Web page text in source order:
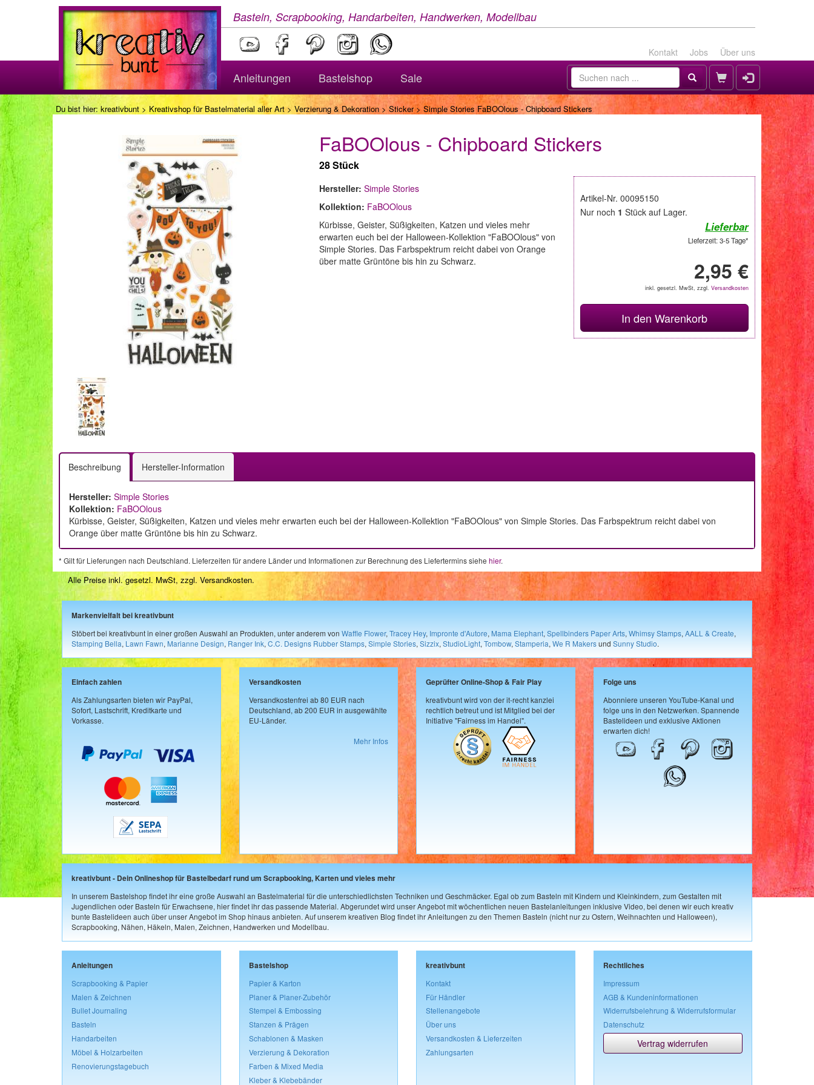
Basteln, Scrapbooking, Handarbeiten, Handwerken, Modellbau
Kontakt Jobs Über uns
Anleitungen Bastelshop Sale
Du bist hier: kreativbunt > Kreativshop für Bastelmaterial aller Art> Verzierung & Dekoration>Sticker> Simple Stories FaBOOlous - Chipboard Stickers
FaBOOlous - Chipboard Stickers
28 Stück
Artikel-Nr. 00095150
Nur noch 1 Stück auf Lager.
Lieferbar
Lieferzeit: 3-5 Tage*
2,95 €
inkl. gesetzl. MwSt, zzgl. Versandkosten
In den Warenkorb
Hersteller: Simple Stories
Kollektion: FaBOOlous
Kürbisse, Geister, Süßigkeiten, Katzen und vieles mehr
erwarten euch bei der Halloween-Kollektion "FaBOOlous" von
Simple Stories. Das Farbspektrum reicht dabei von Orange
über matte Grüntöne bis hin zu Schwarz.
Beschreibung Hersteller-Information
Hersteller: Simple Stories
Kollektion: FaBOOlous
Kürbisse, Geister, Süßigkeiten, Katzen und vieles mehr erwarten euch bei der Halloween-Kollektion "FaBOOlous" von Simple Stories. Das Farbspektrum reicht dabei von
Orange über matte Grüntöne bis hin zu Schwarz.
* Gilt für Lieferungen nach Deutschland. Lieferzeiten für andere Länder und Informationen zur Berechnung des Liefertermins siehe hier.
Alle Preise inkl. gesetzl. MwSt, zzgl. Versandkosten.
Markenvielfalt bei kreativbunt
Stöbert bei kreativbunt in einer großen Auswahl an Produkten, unter anderem von Waffle Flower, Tracey Hey, Impronte d'Autore, Mama Elephant, Spellbinders Paper Arts, Whimsy Stamps, AALL & Create,
Stamping Bella, Lawn Fawn, Marianne Design, Ranger Ink, C.C. Designs Rubber Stamps, Simple Stories, Sizzix, StudioLight, Tombow, Stamperia, We R Makersund Sunny Studio.
Einfach zahlen
Als Zahlungsarten bieten wir PayPal,
Sofort, Lastschrift, Kreditkarte und
Vorkasse.
Versandkosten
Versandkostenfrei ab 80 EUR nach
Deutschland, ab 200 EUR in ausgewählte
EU-Länder.
Mehr Infos
Geprüfter Online-Shop & Fair Play
kreativbunt wird von der it-recht kanzlei
rechtlich betreut und ist Mitglied bei der
Initiative "Fairness im Handel".
Folge uns
Abonniere unseren YouTube-Kanal und
folge uns in den Netzwerken. Spannende
Bastelideen und exklusive Aktionen
erwarten dich!
kreativbunt - Dein Onlineshop für Bastelbedarf rund um Scrapbooking, Karten und vieles mehr
In unserem Bastelshop findet ihr eine große Auswahl an Bastelmaterial für die unterschiedlichsten Techniken und Geschmäcker. Egal ob zum Basteln mit Kindern und Kleinkindern, zum Gestalten mit
Jugendlichen oder Basteln für Erwachsene, hier findet ihr das passende Material. Abgerundet wird unser Angebot mit wöchentlichen neuen Bastelanleitungen inklusive Video, bei denen wir euch kreativ
bunte Bastelideen auch über unser Angebot im Shop hinaus anbieten. Auf unserem kreativen Blog findet ihr Anleitungen zu den Themen Basteln (nicht nur zu Ostern, Weihnachten und Halloween),
Scrapbooking, Nähen, Häkeln, Malen, Zeichnen, Handwerken und Modellbau.
Anleitungen
Scrapbooking & Papier
Malen & Zeichnen
Bullet Journaling
Basteln
Handarbeiten
Möbel & Holzarbeiten
Renovierungstagebuch
Bastelshop
Papier & Karton
Planer & Planer-Zubehör
Stempel & Embossing
Stanzen & Prägen
Schablonen & Masken
Verzierung & Dekoration
Farben & Mixed Media
Kleber & Klebebänder
kreativbunt
Kontakt
Für Händler
Stellenangebote
Über uns
Versandkosten & Lieferzeiten
Zahlungsarten
Rechtliches
Impressum
AGB & Kundeninformationen
Widerrufsbelehrung & Widerrufsformular
Datenschutz
Vertrag widerrufen